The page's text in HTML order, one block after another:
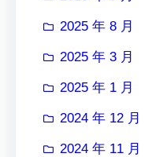
2025 年 8 月
2025 年 3 月
2025 年 1 月
2024 年 12 月
2024 年 11 月